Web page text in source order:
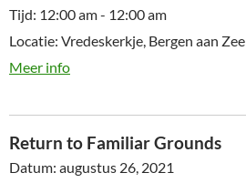
Tijd: 12:00 am - 12:00 am
Locatie: Vredeskerkje, Bergen aan Zee
Meer info
Return to Familiar Grounds
Datum: augustus 26, 2021